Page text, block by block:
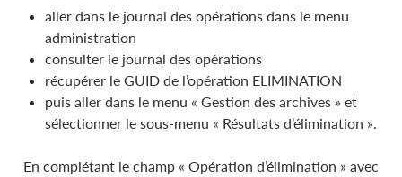
aller dans le journal des opérations dans le menu
administration
consulter le journal des opérations
récupérer le GUID de l’opération ELIMINATION
puis aller dans le menu « Gestion des archives » et
sélectionner le sous-menu « Résultats d’élimination ».
En complétant le champ « Opération d’élimination » avec